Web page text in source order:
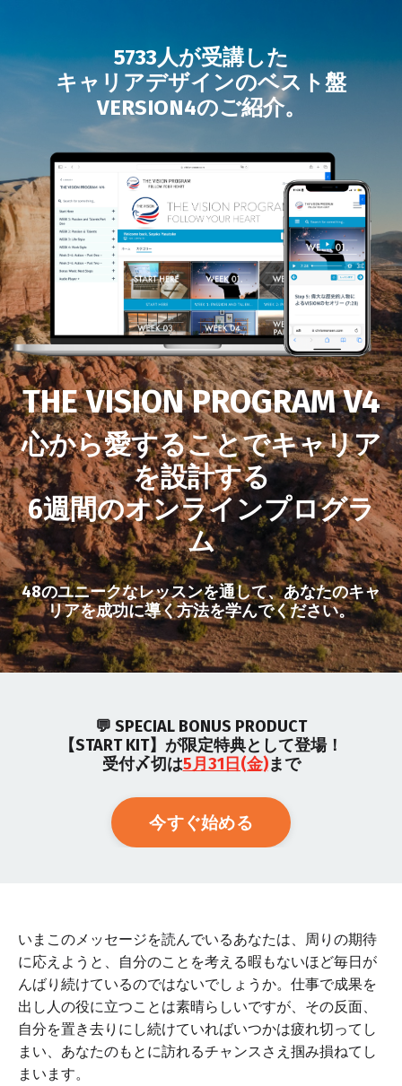
5733人が受講した
キャリアデザインのベスト盤
VERSION4のご紹介。
THE VISION PROGRAM V4
心から愛することでキャリア
を設計する
6週間のオンラインプログラ
ム
48のユニークなレッスンを通して、あなたのキャ
リアを成功に導く方法を学んでください。
💬 SPECIAL BONUS PRODUCT
【START KIT】が限定特典として登場！
受付〆切は5月31日(金)まで
今すぐ始める
いまこのメッセージを読んでいるあなたは、周りの期待
に応えようと、自分のことを考える暇もないほど毎日が
んばり続けているのではないでしょうか。仕事で成果を
出し人の役に立つことは素晴らしいですが、その反面、
自分を置き去りにし続けていればいつかは疲れ切ってし
まい、あなたのもとに訪れるチャンスさえ掴み損ねてし
まいます。